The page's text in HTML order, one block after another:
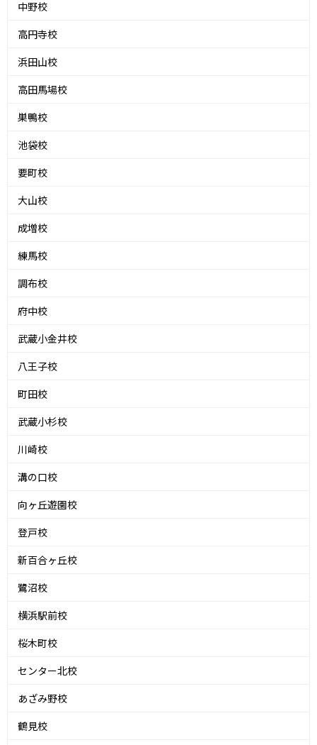
中野校
高円寺校
浜田山校
高田馬場校
巣鴨校
池袋校
要町校
大山校
成増校
練馬校
調布校
府中校
武蔵小金井校
八王子校
町田校
武蔵小杉校
川崎校
溝の口校
向ヶ丘遊園校
登戸校
新百合ヶ丘校
鷺沼校
横浜駅前校
桜木町校
センター北校
あざみ野校
鶴見校